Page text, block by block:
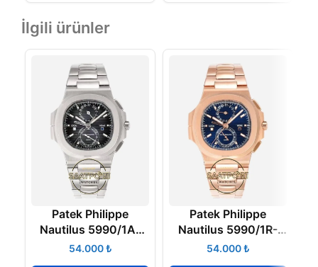
İlgili ürünler
Patek Philippe
Nautilus 5990/1A-
011 Full Çelik Kasa
₺
Patek Philippe
Nautilus 5990/1R-
001 Full Rose Kasa
₺